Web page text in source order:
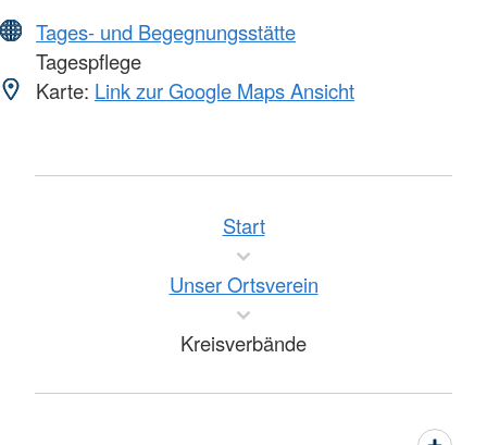
Tages- und Begegnungsstätte
Tagespflege
Karte: Link zur Google Maps Ansicht
Start
Unser Ortsverein
Kreisverbände